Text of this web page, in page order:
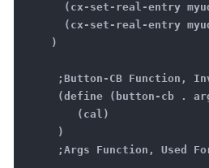
(cx-set-real-entry
(cx-set-real-entry
)
;Button-CB Function,
(define (button-cb .
(cal)
)
;Args Function, Used For